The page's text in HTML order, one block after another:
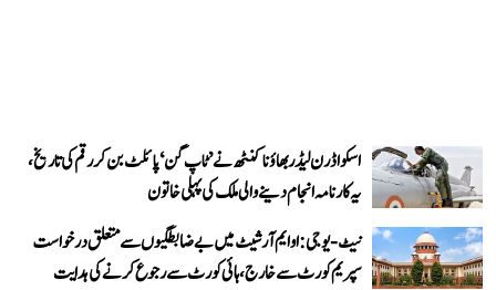
اسکواڈرن لیڈر بھاؤنا کنٹھ نے ’ٹاپ گن‘ پائلٹ بن کر رقم کی تاریخ،
یہ کارنامہ انجام دینے والی ملک کی پہلی خاتون
نیٹ-یو جی: او ایم آر شیٹ میں بے ضابطگیوں سے متعلق درخواست
سپریم کورٹ سے خارج، ہائی کورٹ سے رجوع کرنے کی ہدایت